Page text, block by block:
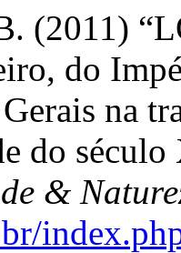
(2011)
do
na
do
&